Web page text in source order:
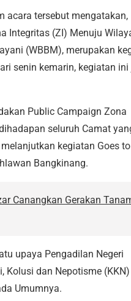
acara tersebut mengatakan,
Integritas (ZI) Menuju
(WBBM), merupakan
senin kemarin, kegiatan ini
Public Campaign Zona
seluruh Camat
kegiatan Goes
Bangkinang.
Canangkan Gerakan
upaya Pengadilan Negeri
Kolusi dan Nepotisme
Umumnya.